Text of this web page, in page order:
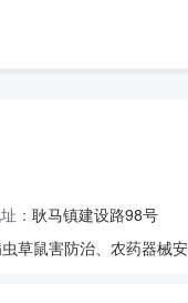
： 耿马镇建设路98号